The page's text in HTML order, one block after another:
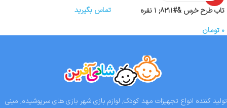
تاب طرح خرس &#۸۲۱۱; ۱ نفره
۰ تومان
تماس بگیرید
تولید کننده انواع تجهیزات مهد کودک, لوازم بازی شهر بازی های سرپوشیده, مینی